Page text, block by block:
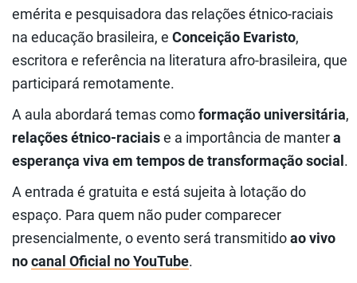
emérita e pesquisadora das relações étnico-raciais
na educação brasileira, e Conceição Evaristo,
escritora e referência na literatura afro-brasileira, que
participará remotamente.
A aula abordará temas comoformação universitária,
relações étnico-raciaise a importância de mantera
esperança viva em tempos de transformação social .
A entrada é gratuita e está sujeita à lotação do
espaço. Para quem não puder comparecer
presencialmente, o evento será transmitidoao vivo
nocanal Oficial no YouTube.